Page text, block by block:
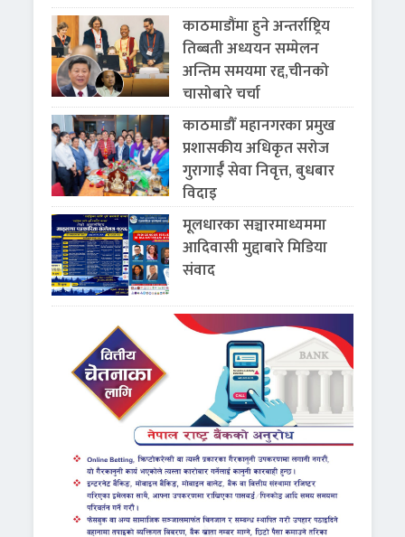
काठमाडौंमा हुने अन्तर्राष्ट्रिय
तिब्बती अध्ययन सम्मेलन
अन्तिम समयमा रद्द,चीनको
चासोबारे चर्चा
काठमाडौँ महानगरका प्रमुख
प्रशासकीय अधिकृत सरोज
गुरागाईँ सेवा निवृत्त, बुधबार
विदाइ
मूलधारका सञ्चारमाध्यममा
आदिवासी मुद्दाबारे मिडिया
संवाद